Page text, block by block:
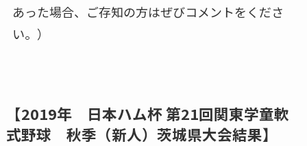
あった場合、ご存知の方はぜびコメントをくださ
い。）
【2019年 日本ハム杯 第21回関東学童軟
式野球 秋季（新人）茨城県大会結果】